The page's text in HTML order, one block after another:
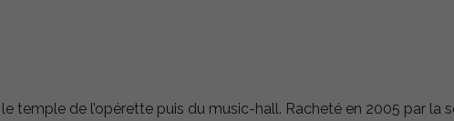
temple de l’opérette puis du music-hall. Racheté en 2005 par la